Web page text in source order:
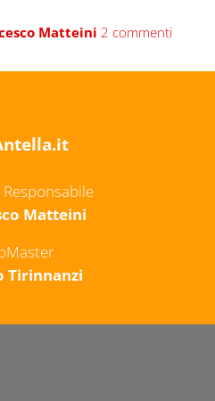
Matteini 2 commenti
Matteini
Tirinnanzi